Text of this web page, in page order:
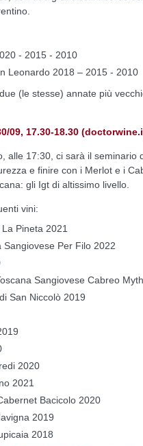
- 2015 - 2010
Leonardo 2018 – 2015 - 2010
(le stesse) annate più
09, 17.30-18.30
alle 17:30, ci sarà il seminario
e finire con i Merlot e i
gli Igt di altissimo livello.
vini:
Pineta 2021
Sangiovese Per Filo 2022
Sangiovese Cabreo
San Niccolò 2019
2020
2021
Bacicolo 2020
2019
2018